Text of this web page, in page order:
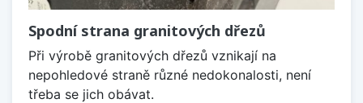
Spodní strana granitových dřezů
Při výrobě granitových dřezů vznikají na
nepohledové straně různé nedokonalosti, není
třeba se jich obávat.